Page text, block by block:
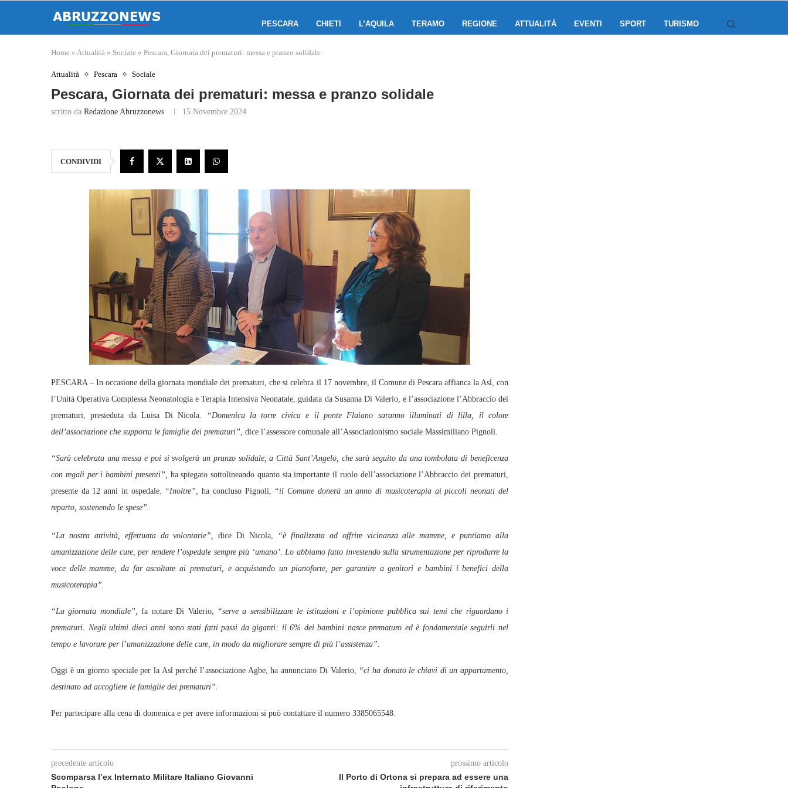
PESCARA CHIETI L’AQUILA TERAMO REGIONE ATTUALITÀ EVENTI SPORT TURISMO
Home » Attualità » Sociale » Pescara, Giornata dei prematuri: messa e pranzo solidale
Attualità Pescara Sociale
Pescara, Giornata dei prematuri: messa e pranzo solidale
scritto da Redazione Abruzzonews 15 Novembre 2024
CONDIVIDI
PESCARA – In occasione della giornata mondiale dei prematuri, che si celebra il 17 novembre, il Comune di Pescara affianca la Asl, con
l’Unità Operativa Complessa Neonatologia e Terapia Intensiva Neonatale, guidata da Susanna Di Valerio, e l’associazione l’Abbraccio dei
prematuri, presieduta da Luisa Di Nicola.
“Domenica la torre civica e il ponte Flaiano saranno illuminati di lilla, il colore
dell’associazione che supporta le famiglie dei prematuri”, dice l’assessore comunale all’Associazionismo sociale Massimiliano Pignoli.
“Sarà celebrata una messa e poi si svolgerà un pranzo solidale, a Città Sant’Angelo, che sarà seguito da una tombolata di beneficenza
con regali per i bambini presenti”, ha spiegato sottolineando quanto sia importante il ruolo dell’associazione l’Abbraccio dei prematuri,
presente da 12 anni in ospedale. “Inoltre”,ha concluso Pignoli, “il Comune donerà un anno di musicoterapia ai piccoli neonati del
reparto, sostenendo le spese”.
“La nostra attività, effettuata da volontarie”, dice Di Nicola,
“è finalizzata ad offrire vicinanza alle mamme, e puntiamo alla
umanizzazione delle cure, per rendere l’ospedale sempre più ‘umano’. Lo abbiamo fatto investendo sulla strumentazione per riprodurre la
voce delle mamme, da far ascoltare ai prematuri, e acquistando un pianoforte, per garantire a genitori e bambini i benefici della
musicoterapia”.
“La giornata mondiale”, fa notare Di Valerio, “serve a sensibilizzare le istituzioni e l’opinione pubblica sui temi che riguardano i
prematuri. Negli ultimi dieci anni sono stati fatti passi da giganti: il 6% dei bambini nasce prematuro ed è fondamentale seguirli nel
tempo e lavorare per l’umanizzazione delle cure, in modo da migliorare sempre di più l’assistenza”.
Oggi è un giorno speciale per la Asl perché l’associazione Agbe, ha annunciato Di Valerio, “ci ha donato le chiavi di un appartamento,
destinato ad accogliere le famiglie dei prematuri”.
Per partecipare alla cena di domenica e per avere informazioni si può contattare il numero 3385065548.
precedente articolo
Scomparsa l’ex Internato Militare Italiano Giovanni
prossimo articolo
Il Porto di Ortona si prepara ad essere una